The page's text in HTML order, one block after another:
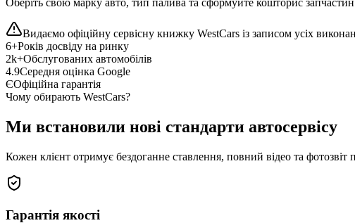
Оберіть свою марку авто, тип палива та сформуйте кошторис запчастин
Видаємо офіційну сервісну книжку WestCars із записом усіх
6+Років досвіду на ринку
2k+Обслугованих автомобілів
4.9Середня оцінка Google
ЄОфіційна гарантія
Чому обирають WestCars?
Ми встановили нові стандарти автосервісу
Кожен клієнт отримує бездоганне ставлення, повний відео та фотозвіт
Гарантія якості